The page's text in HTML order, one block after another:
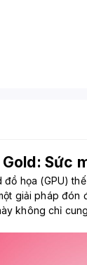
Sức
họa (GPU)
giải pháp đón
không chỉ